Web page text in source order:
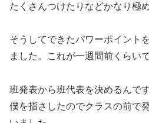
たくさんつけたりなどかなり極
そうしてできたパワーポイント
ました。これが一週間前くらいで
班発表から班代表を決めるんで
僕を指さしたのでクラスの前で